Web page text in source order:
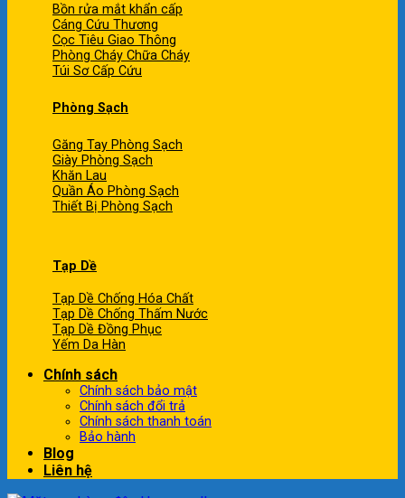
Bồn rửa mắt khẩn cấp
Cáng Cứu Thương
Cọc Tiêu Giao Thông
Phòng Cháy Chữa Cháy
Túi Sơ Cấp Cứu
Phòng Sạch
Găng Tay Phòng Sạch
Giày Phòng Sạch
Khăn Lau
Quần Áo Phòng Sạch
Thiết Bị Phòng Sạch
Tạp Dề
Tạp Dề Chống Hóa Chất
Tạp Dề Chống Thấm Nước
Tạp Dề Đồng Phục
Yếm Da Hàn
Chính sách
Chính sách bảo mật
Chính sách đổi trả
Chính sách thanh toán
Bảo hành
Blog
Liên hệ